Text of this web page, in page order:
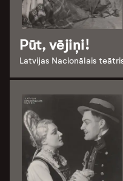
Pūt, vējiņi!
Latvijas Nacionālais